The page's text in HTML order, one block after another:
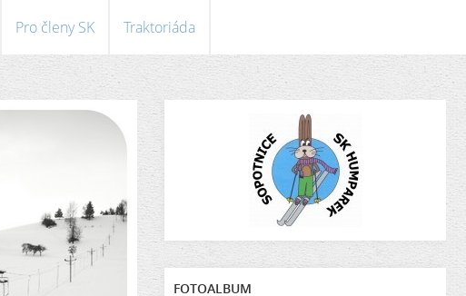
Pro členy SK Traktoriáda
FOTOALBUM